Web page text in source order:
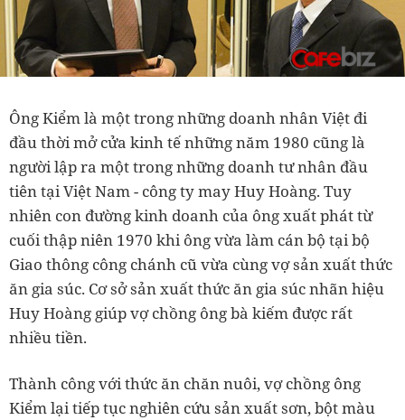
Ông Kiểm là một trong những doanh nhân Việt đi
đầu thời mở cửa kinh tế những năm 1980 cũng là
người lập ra một trong những doanh tư nhân đầu
tiên tại Việt Nam - công ty may Huy Hoàng. Tuy
nhiên con đường kinh doanh của ông xuất phát từ
cuối thập niên 1970 khi ông vừa làm cán bộ tại bộ
Giao thông công chánh cũ vừa cùng vợ sản xuất thức
ăn gia súc. Cơ sở sản xuất thức ăn gia súc nhãn hiệu
Huy Hoàng giúp vợ chồng ông bà kiếm được rất
nhiều tiền.
Thành công với thức ăn chăn nuôi, vợ chồng ông
Kiểm lại tiếp tục nghiên cứu sản xuất sơn, bột màu